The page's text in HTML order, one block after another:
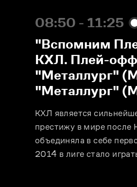
08:50 - 11:25
"Вспомним
КХЛ. Плей-
"Металлург"
"Металлург"
КХЛ является
престижу в мире после
объединяла в себе
2014 в лиге стало